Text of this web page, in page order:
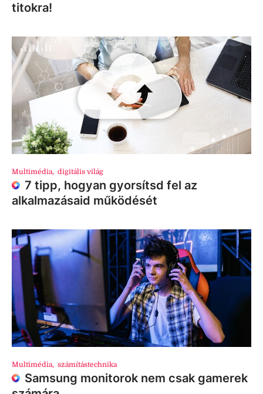
titokra!
Multimédia, digitális világ
7 tipp, hogyan gyorsítsd fel az
alkalmazásaid működését
Multimédia, számítástechnika
Samsung monitorok nem csak gamerek